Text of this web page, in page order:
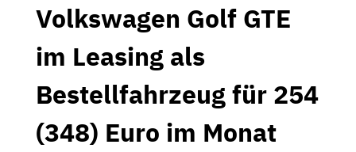
Volkswagen Golf GTE
im Leasing als
Bestellfahrzeug für 254
(348) Euro im Monat